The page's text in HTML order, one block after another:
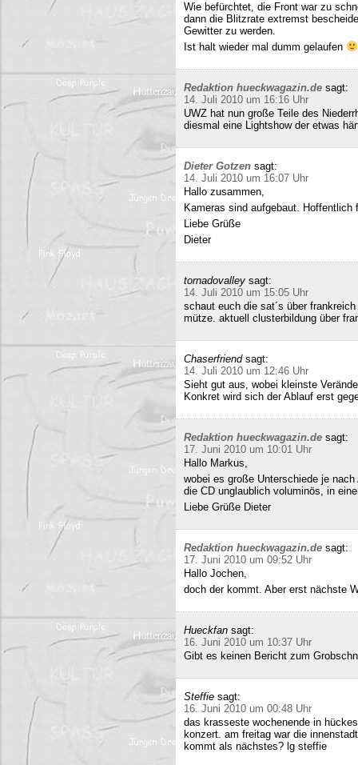
Wie befürchtet, die Front war zu
dann die Blitzrate extremst
Gewitter zu werden.
Ist halt wieder mal dumm gelaufen
Redaktion hueckwagazin.de sagt:
14. Juli 2010 um 16:16 Uhr
UWZ hat nun große Teile des
diesmal eine Lightshow der etwas
Dieter Gotzen sagt:
14. Juli 2010 um 16:07 Uhr
Hallo zusammen,
Kameras sind aufgebaut.
Liebe Grüße
Dieter
tornadovalley sagt:
14. Juli 2010 um 15:05 Uhr
schaut euch die sat´s über
mütze. aktuell clusterbildung über
Chaserfriend sagt:
14. Juli 2010 um 12:46 Uhr
Sieht gut aus, wobei kleinste
Konkret wird sich der Ablauf erst
Redaktion hueckwagazin.de sagt:
17. Juni 2010 um 10:01 Uhr
Hallo Markus,
wobei es große Unterschiede je
die CD unglaublich voluminös, in
Liebe Grüße Dieter
Redaktion hueckwagazin.de sagt:
17. Juni 2010 um 09:52 Uhr
Hallo Jochen,
doch der kommt. Aber erst nächste
Hueckfan sagt:
16. Juni 2010 um 10:37 Uhr
Gibt es keinen Bericht zum
Steffie sagt:
16. Juni 2010 um 00:48 Uhr
das krasseste wochenende in
konzert. am freitag war die
kommt als nächstes? lg steffie